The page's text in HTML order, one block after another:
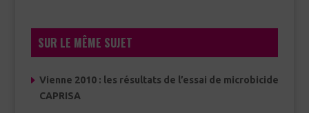
SUR LE MÊME SUJET
Vienne 2010 : les résultats de l’essai de microbicide
CAPRISA